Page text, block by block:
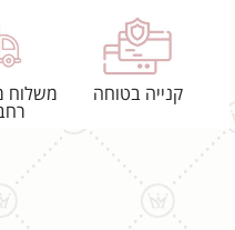
קנייה בטוחה
משלוח